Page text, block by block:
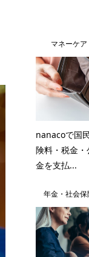
マネーケア
nanacoで国
険料・税金・
金を支払...
年金・社会保